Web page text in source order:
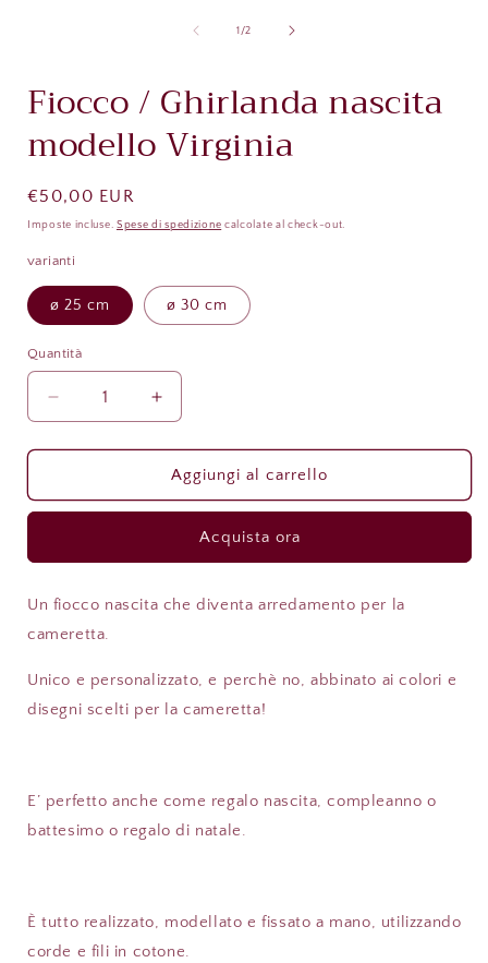
modale
1 /su
2
Fiocco / Ghirlanda nascita
modello Virginia
Prezzo
di
€50,00 EUR
Imposte incluse. Spese di spedizione calcolate al check-out.
varianti
ø 25 cm ø 30 cm
Quantità
Diminuisci
quantità
per
/
modello
Aumenta
quantità
per
Fiocco
/
nascita
modello
Aggiungi al carrello
Acquista ora
Un fiocco nascita che diventa arredamento per la
cameretta.
Unico e personalizzato, e perchè no, abbinato ai colori e
disegni scelti per la cameretta!
E’ perfetto anche come regalo nascita, compleanno o
battesimo o regalo di natale.
È tutto realizzato, modellato e fissato a mano, utilizzando
corde e fili in cotone.